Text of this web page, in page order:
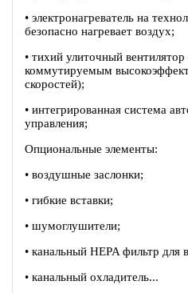
• электронагреватель на
безопасно нагревает воздух;
• тихий улиточный
коммутируемым
скоростей);
• интегрированная система
управления;
Опциональные элементы:
• воздушные заслонки;
• гибкие вставки;
• шумоглушители;
• канальный HEPA фильтр для
• канальный охладитель...